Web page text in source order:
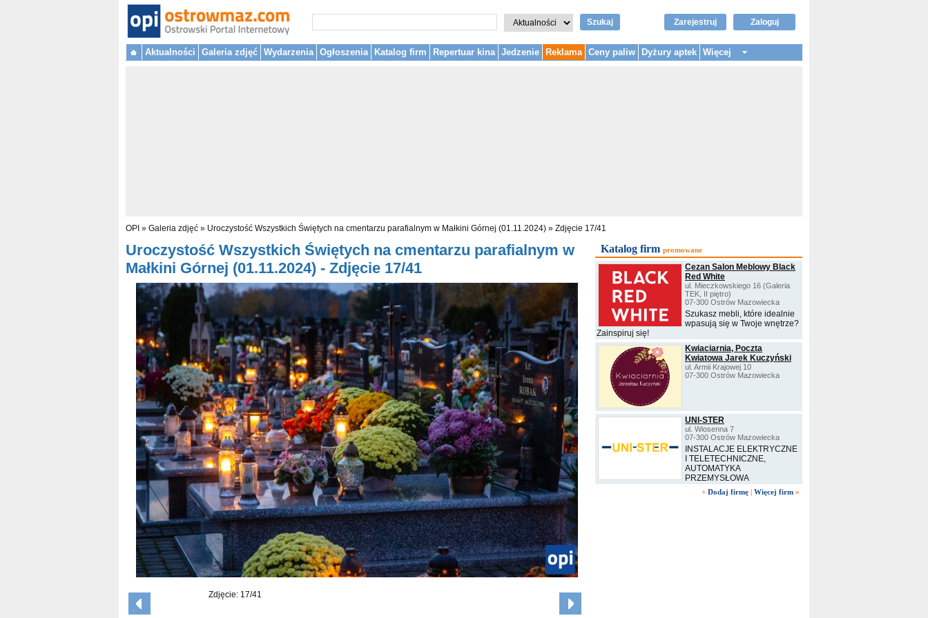
Szukaj Zaloguj
Zarejestruj
Aktualności Galeria zdjęć Wydarzenia Ogłoszenia Katalog firm Repertuar kina Jedzenie Reklama Ceny paliw Dyżury aptek Więcej
OPI » Galeria zdjęć » Uroczystość Wszystkich Świętych na cmentarzu parafialnym w Małkini Górnej (01.11.2024) » Zdjęcie 17/41
Uroczystość Wszystkich Świętych na cmentarzu parafialnym w
Małkini Górnej (01.11.2024) - Zdjęcie 17/41
Zdjęcie: 17/41
Katalog firm promowane
Cezan Salon Meblowy Black
Red White
ul. Mieczkowskiego 16 (Galeria
TEK, II piętro)
07-300 Ostrów Mazowiecka
Szukasz mebli, które idealnie
wpasują się w Twoje wnętrze?
Zainspiruj się!
Kwiaciarnia, Poczta
Kwiatowa Jarek Kuczyński
ul. Armii Krajowej 10
07-300 Ostrów Mazowiecka
UNI-STER
ul. Wiosenna 7
07-300 Ostrów Mazowiecka
INSTALACJE ELEKTRYCZNE
I TELETECHNICZNE,
AUTOMATYKA
PRZEMYSŁOWA
+ Dodaj firmę | Więcej firm »